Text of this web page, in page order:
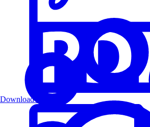
Download PDF